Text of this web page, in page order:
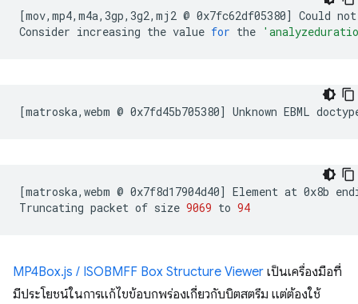
[mov,mp4,m4a,3gp,3g2,mj2 @ 0x7fc62df05380] Could not
Consider increasing the value for the
[matroska,webm @ 0x7fd45b705380] Unknown EBML
[matroska,webm @ 0x7f8d17904d40] Element at 0x8b
Truncating packet of size 9069 to 94
MP4Box.js / ISOBMFF Box Structure Viewer เป็นเครื่องมือที่
มีประโยชน์ในการแก้ไขข้อบกพร่องเกี่ยวกับบิตสตรีม แต่ต้องใช้